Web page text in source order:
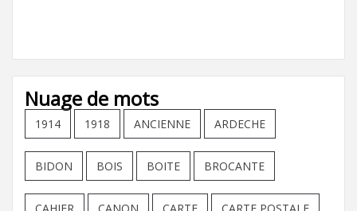
Nuage de mots
1914 1918 ANCIENNE ARDECHE
BIDON BOIS BOITE BROCANTE